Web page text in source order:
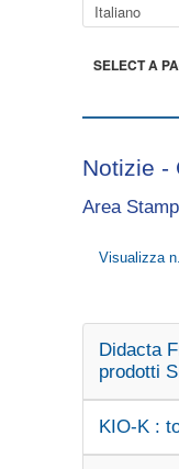
Notizie -
Area
Visualizza n.
Didacta
prodotti
KIO-K :